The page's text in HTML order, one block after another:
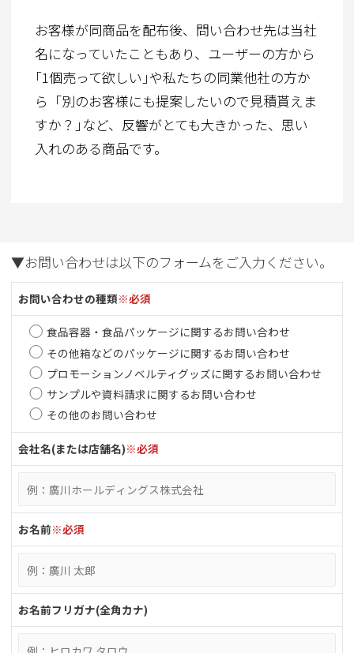
お客様が同商品を配布後、問い合わせ先は当社
名になっていたこともあり、ユーザーの方から
｢1個売って欲しい｣や私たちの同業他社の方か
ら「別のお客様にも提案したいので見積貰えま
すか？｣など、反響がとても大きかった、思い
入れのある商品です。
▼お問い合わせは以下のフォームをご入力ください。
お問い合わせの種類※必須
食品容器・食品パッケージに関するお問い合わせ
その他箱などのパッケージに関するお問い合わせ
プロモーションノベルティグッズに関するお問い合わせ
サンプルや資料請求に関するお問い合わせ
その他のお問い合わせ
会社名(または店舗名)※必須
お名前※必須
お名前フリガナ(全角カナ)